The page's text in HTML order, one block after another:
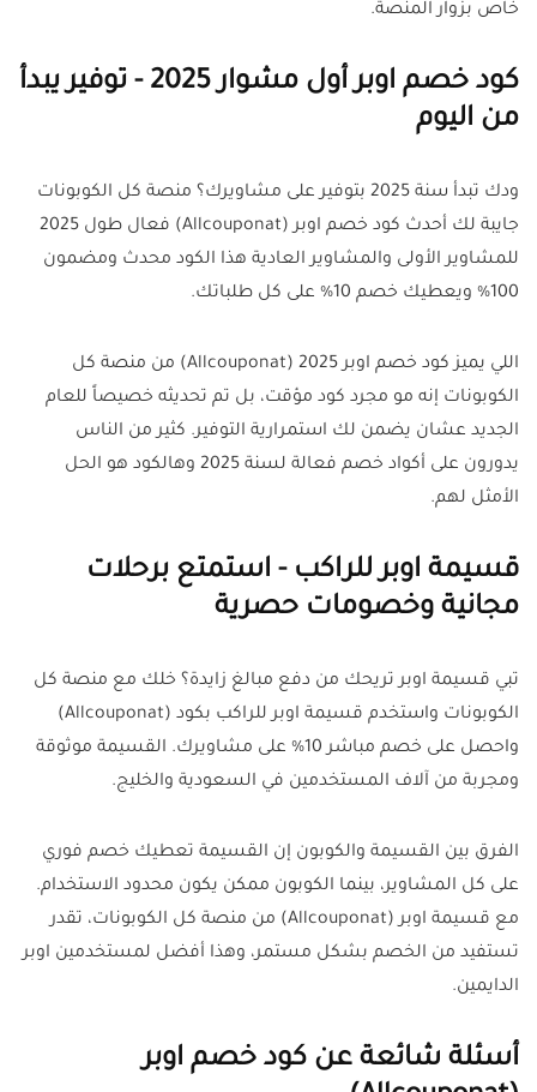
خاص بزوار المنصة.
كود خصم اوبر أول مشوار 2025 - توفير يبدأ
من اليوم
ودك تبدأ سنة 2025 بتوفير على مشاويرك؟ منصة كل الكوبونات
جايبة لك أحدث كود خصم اوبر (Allcouponat) فعال طول 2025
للمشاوير الأولى والمشاوير العادية هذا الكود محدث ومضمون
100% ويعطيك خصم 10% على كل طلباتك.
اللي يميز كود خصم اوبر 2025 (Allcouponat) من منصة كل
الكوبونات إنه مو مجرد كود مؤقت، بل تم تحديثه خصيصاً للعام
الجديد عشان يضمن لك استمرارية التوفير. كثير من الناس
يدورون على أكواد خصم فعالة لسنة 2025 وهالكود هو الحل
الأمثل لهم.
قسيمة اوبر للراكب - استمتع برحلات
مجانية وخصومات حصرية
تبي قسيمة اوبر تريحك من دفع مبالغ زايدة؟ خلك مع منصة كل
الكوبونات واستخدم قسيمة اوبر للراكب بكود (Allcouponat)
واحصل على خصم مباشر 10% على مشاويرك. القسيمة موثوقة
ومجربة من آلاف المستخدمين في السعودية والخليج.
الفرق بين القسيمة والكوبون إن القسيمة تعطيك خصم فوري
على كل المشاوير، بينما الكوبون ممكن يكون محدود الاستخدام.
مع قسيمة اوبر (Allcouponat) من منصة كل الكوبونات، تقدر
تستفيد من الخصم بشكل مستمر، وهذا أفضل لمستخدمين اوبر
الدايمين.
أسئلة شائعة عن كود خصم اوبر